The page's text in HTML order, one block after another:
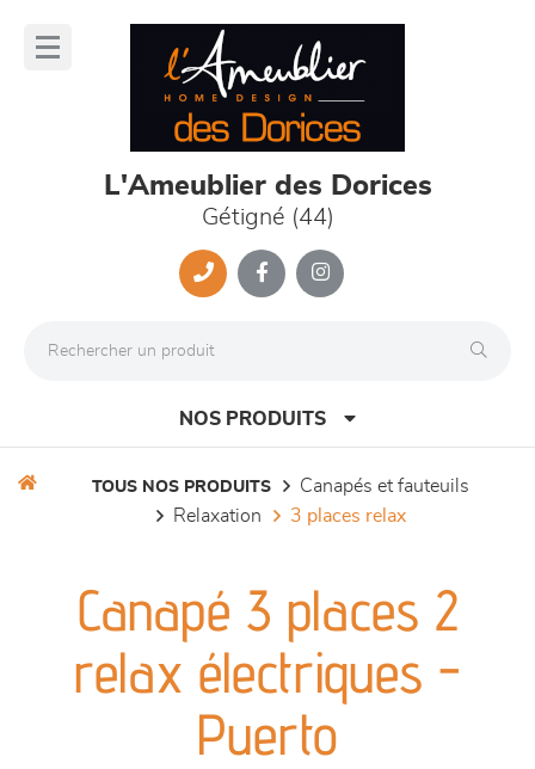
L'Ameublier des Dorices
Gétigné (44)
NOS PRODUITS
séjours
meubles de complément
chambres et dressing
TOUS NOS PRODUITS
canapés et fauteuils
relaxation
3 places relax
Canapé 3 places 2
relax électriques -
Puerto